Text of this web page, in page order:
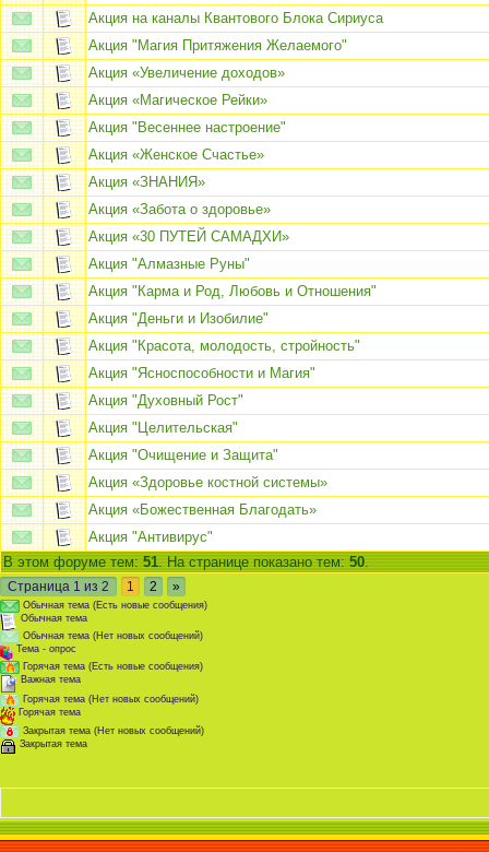
Акция на каналы Квантового Блока Сириуса
Акция "Магия Притяжения Желаемого"
Акция «Увеличение доходов»
Акция «Магическое Рейки»
Акция "Весеннее настроение"
Акция «Женское Счастье»
Акция «ЗНАНИЯ»
Акция «Забота о здоровье»
Акция «30 ПУТЕЙ САМАДХИ»
Акция "Алмазные Руны"
Акция "Карма и Род, Любовь и Отношения"
Акция "Деньги и Изобилие"
Акция "Красота, молодость, стройность"
Акция "Ясноспособности и Магия"
Акция "Духовный Рост"
Акция "Целительская"
Акция "Очищение и Защита"
Акция «Здоровье костной системы»
Акция «Божественная Благодать»
Акция "Антивирус"
В этом форуме тем: 51. На странице показано тем: 50.
Страница 1 из 2 1 2 »
Обычная тема (Есть новые сообщения)
Обычная тема
Обычная тема (Нет новых сообщений)
Тема - опрос
Горячая тема (Есть новые сообщения)
Важная тема
Горячая тема (Нет новых сообщений)
Горячая тема
Закрытая тема (Нет новых сообщений)
Закрытая тема